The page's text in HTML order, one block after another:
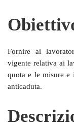
Fornire ai
vigente relativa ai
quota e le misure
anticaduta.